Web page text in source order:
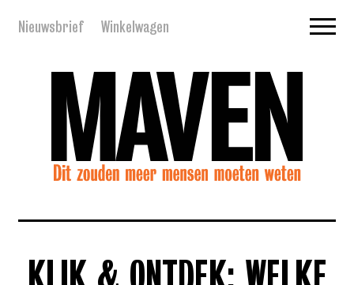
Nieuwsbrief Winkelwagen